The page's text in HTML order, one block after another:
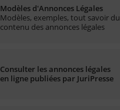
Modèles d'Annonces Légales
Modèles, exemples, tout savoir du
contenu des annonces légales
Consulter les annonces légales
en ligne publiées par JuriPresse